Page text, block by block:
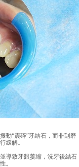
“震碎”牙結石，而非刮磨
緩解。
導致牙齦萎縮，洗牙後結石
。